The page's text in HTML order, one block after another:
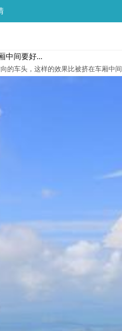
中间要好...
车头，这样的效果比被挤在车厢中